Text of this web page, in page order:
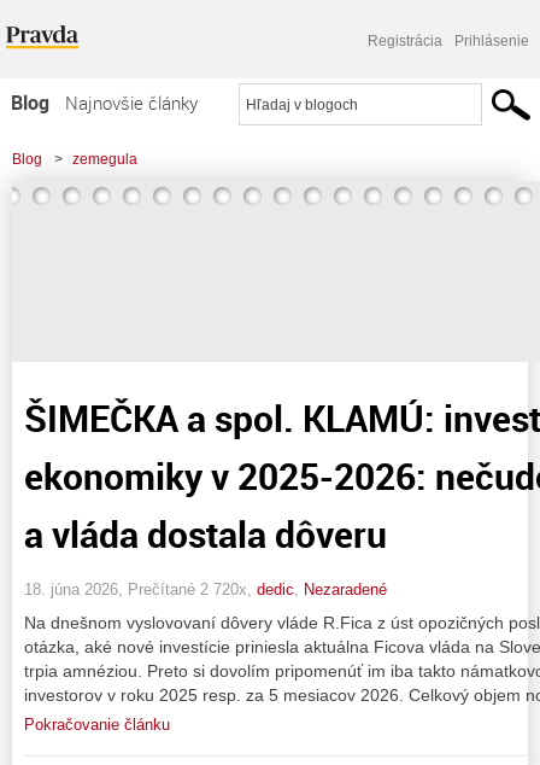
Registrácia Prihlásenie
Blog
Najnovšie články
Najčítanejšie články
Najkomentovanejšie články
Blog > zemegula
ŠIMEČKA a spol. KLAMÚ:
ekonomiky v 2025-2026:
a vláda dostala dôveru
18. júna 2026, Prečítané 2 720x, dedic Nezaradené
Na dnešnom vyslovovaní dôvery vláde R.Fica z úst opozičných
otázka, aké nové investície priniesla aktuálna Ficova vláda na
trpia amnéziou. Preto si dovolím pripomenúť im iba takto
investorov v roku 2025 resp. za 5 mesiacov 2026. Celkový objem
Pokračovanie článku